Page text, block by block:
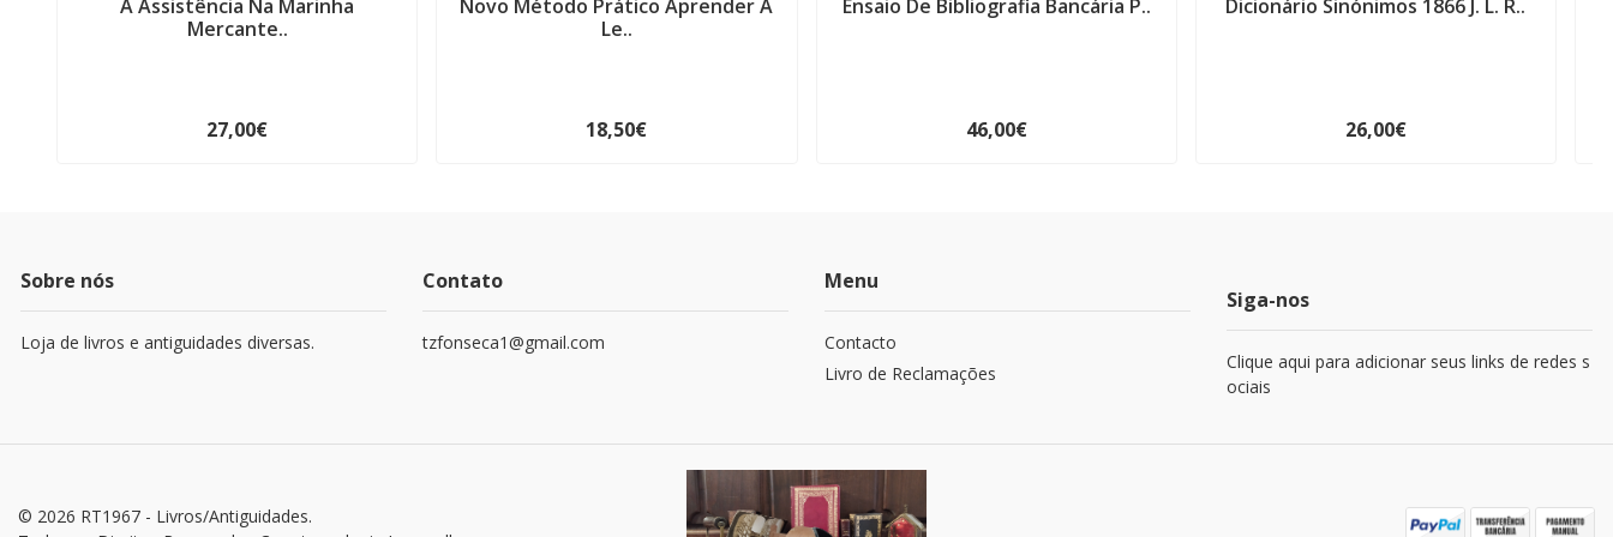
A Assistência Na Marinha
Mercante..
27,00€
Novo Método Prático Aprender A
Le..
18,50€
Ensaio De Bibliografia Bancária P..
46,00€
Dicionário Sinónimos 1866 J. L. R..
26,00€
Sobre nós
Loja de livros e antiguidades diversas.
Contato
tzfonseca1@gmail.com
Menu
Contacto
Livro de Reclamações
Siga-nos
Clique aqui para adicionar seus links de redes s
ociais
© 2026 RT1967 - Livros/Antiguidades.